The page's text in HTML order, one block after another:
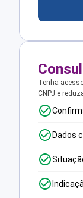
Tenha
CNPJ e
Dados